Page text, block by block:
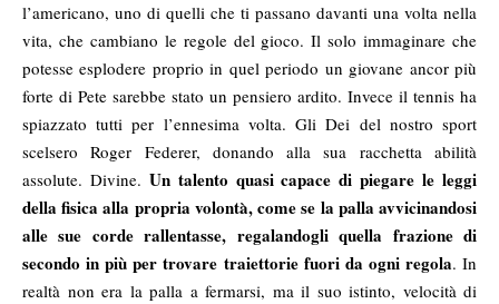
l’americano, uno di quelli che ti passano davanti una volta nella
vita, che cambiano le regole del gioco. Il solo immaginare che
potesse esplodere proprio in quel periodo un giovane ancor più
forte di Pete sarebbe stato un pensiero ardito. Invece il tennis ha
spiazzato tutti per l’ennesima volta. Gli Dei del nostro sport
scelsero Roger Federer, donando alla sua racchetta abilità
assolute. Divine. Un talento quasi capace di piegare le leggi
della fisica alla propria volontà, come se la palla avvicinandosi
alle sue corde rallentasse, regalandogli quella frazione di
secondo in più per trovare traiettorie fuori da ogni regola. In
realtà non era la palla a fermarsi, ma il suo istinto, velocità di